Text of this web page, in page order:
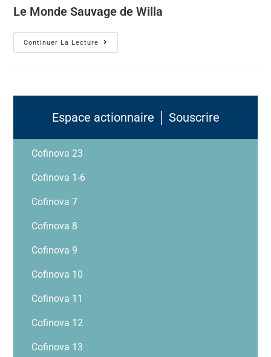
Le Monde Sauvage de Willa
Continuer La Lecture
Espace actionnaire │ Souscrire
Cofinova 23
Cofinova 1-6
Cofinova 7
Cofinova 8
Cofinova 9
Cofinova 10
Cofinova 11
Cofinova 12
Cofinova 13